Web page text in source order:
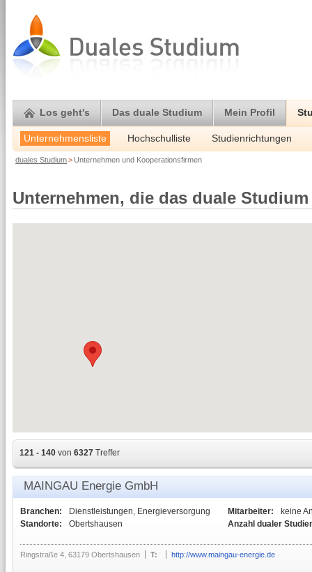
Los geht's Das duale Studium Mein Profil
Unternehmensliste Hochschulliste Studienrichtungen
duales Studium> Unternehmen und Kooperationsfirmen
Unternehmen, die das duale
121 - 140 von 6327 Treffer
MAINGAU Energie GmbH
Branchen:
Dienstleistungen, Energieversorgung
Standorte:
Obertshausen
Mitarbeiter:
keine
Anzahl dualer
Ringstraße 4, 63179 Obertshausen T: http://www.maingau-energie.de